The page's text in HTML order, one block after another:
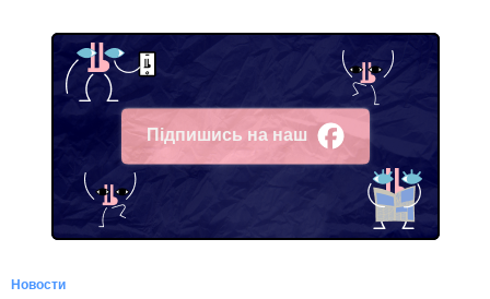
Підпишись на наш
Facebook
Новости